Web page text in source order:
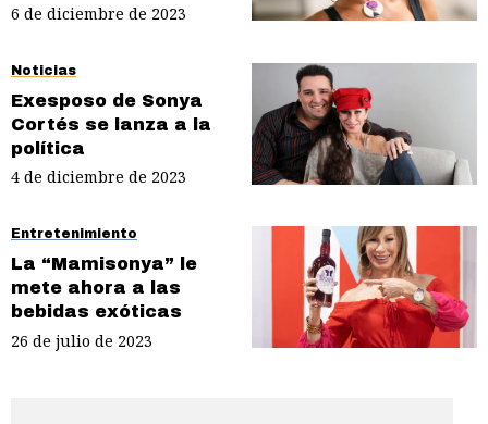
6 de diciembre de 2023
Noticias
Exesposo de Sonya
Cortés se lanza a la
política
4 de diciembre de 2023
Entretenimiento
La “Mamisonya” le
mete ahora a las
bebidas exóticas
26 de julio de 2023